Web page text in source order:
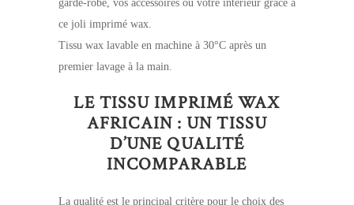
garde-robe, vos accessoires ou votre intérieur grâce à
ce joli imprimé wax.
Tissu wax lavable en machine à 30°C après un
premier lavage à la main.
LE TISSU IMPRIMÉ WAX
AFRICAIN : UN TISSU
D’UNE QUALITÉ
INCOMPARABLE
La qualité est le principal critère pour le choix des